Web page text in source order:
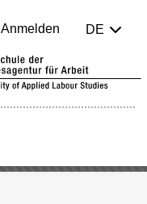
Anmelden DE